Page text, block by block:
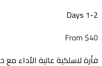
1-2 Days
From $40